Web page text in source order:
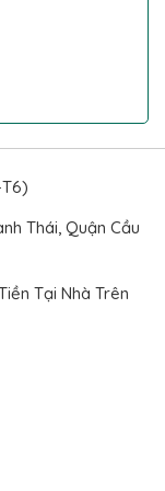
Thái, Quận Cầu
Tại Nhà Trên